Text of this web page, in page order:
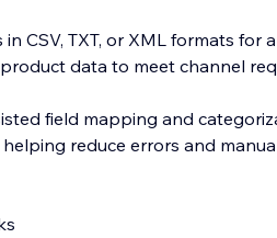
CSV, TXT, or XML formats for
data to meet channel
field mapping and
reduce errors and